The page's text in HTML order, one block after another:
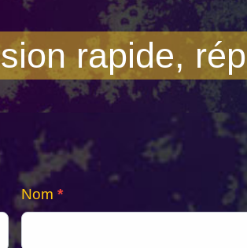
rapide,
Nom *